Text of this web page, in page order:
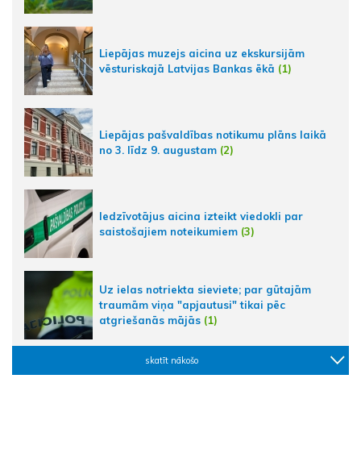
Liepājas muzejs aicina uz ekskursijām
vēsturiskajā Latvijas Bankas ēkā (1)
Liepājas pašvaldības notikumu plāns laikā
no 3. līdz 9. augustam (2)
Iedzīvotājus aicina izteikt viedokli par
saistošajiem noteikumiem (3)
Uz ielas notriekta sieviete; par gūtajām
traumām viņa "apjautusi" tikai pēc
atgriešanās mājās (1)
skatīt nākošo